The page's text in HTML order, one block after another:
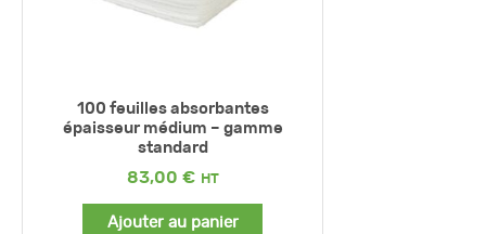
100 feuilles absorbantes
épaisseur médium – gamme
standard
83,00 €
Ajouter au panier